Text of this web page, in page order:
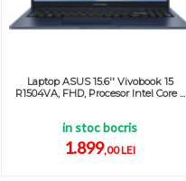
Laptop ASUS 15.6'' Vivobook 15
R1504VA, FHD, Procesor Intel Core ...
in stoc bocris
1.899,00 LEI